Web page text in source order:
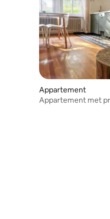
Appartement
Appartement met